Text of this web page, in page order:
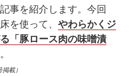
事を紹介します。今回
を使って、 やわらかくジ
「豚ロース肉の味噌漬
載）